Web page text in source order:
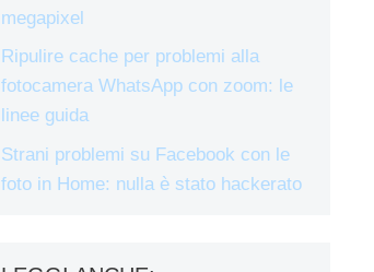
megapixel
Ripulire cache per problemi alla
fotocamera WhatsApp con zoom: le
linee guida
Strani problemi su Facebook con le
foto in Home: nulla è stato hackerato